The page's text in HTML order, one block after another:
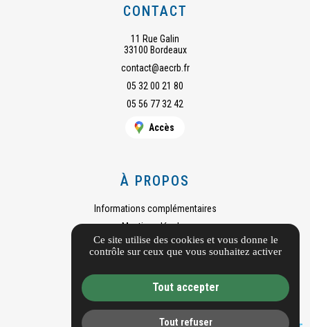
CONTACT
11 Rue Galin
33100 Bordeaux
contact@aecrb.fr
05 32 00 21 80
05 56 77 32 42
Accès
À PROPOS
Informations complémentaires
Mentions légales
Guide local
Ce site utilise des cookies et vous donne le
contrôle sur ceux que vous souhaitez activer
Tout accepter
Tout refuser